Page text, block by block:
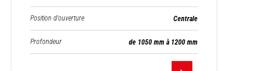
Position d'ouverture Centrale
Profondeur de 1050 mm à 1200 mm